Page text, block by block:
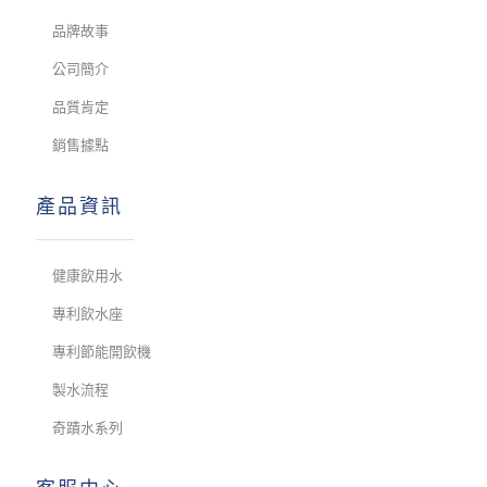
品牌故事
公司簡介
品質肯定
銷售據點
產品資訊
健康飲用水
專利飲水座
專利節能開飲機
製水流程
奇蹟水系列